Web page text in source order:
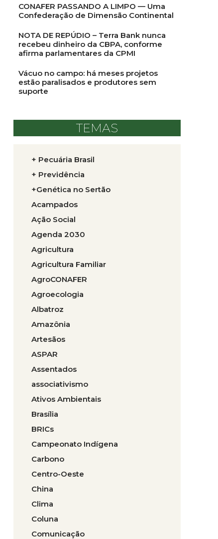
CONAFER PASSANDO A LIMPO — Uma
Confederação de Dimensão Continental
NOTA DE REPÚDIO – Terra Bank nunca
recebeu dinheiro da CBPA, conforme
afirma parlamentares da CPMI
Vácuo no campo: há meses projetos
estão paralisados e produtores sem
suporte
TEMAS
+ Pecuária Brasil
+ Previdência
+Genética no Sertão
Acampados
Ação Social
Agenda 2030
Agricultura
Agricultura Familiar
AgroCONAFER
Agroecologia
Albatroz
Amazônia
Artesãos
ASPAR
Assentados
associativismo
Ativos Ambientais
Brasília
BRICs
Campeonato Indígena
Carbono
Centro-Oeste
China
Clima
Coluna
Comunicação